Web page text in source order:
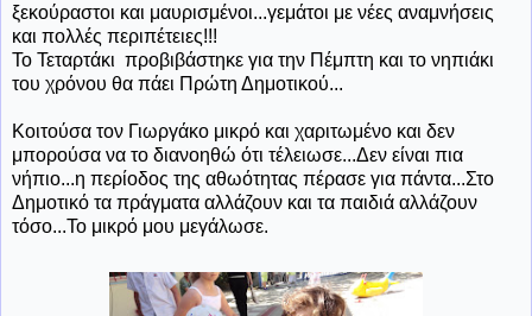
ξεκούραστοι και μαυρισμένοι...γεμάτοι με νέες αναμνήσεις
και πολλές περιπέτειες!!!
Το Τεταρτάκι προβιβάστηκε για την Πέμπτη και το νηπιάκι
του χρόνου θα πάει Πρώτη Δημοτικού...
Κοιτούσα τον Γιωργάκο μικρό και χαριτωμένο και δεν
μπορούσα να το διανοηθώ ότι τέλειωσε...Δεν είναι πια
νήπιο...η περίοδος της αθωότητας πέρασε για πάντα...Στο
Δημοτικό τα πράγματα αλλάζουν και τα παιδιά αλλάζουν
τόσο...Το μικρό μου μεγάλωσε.